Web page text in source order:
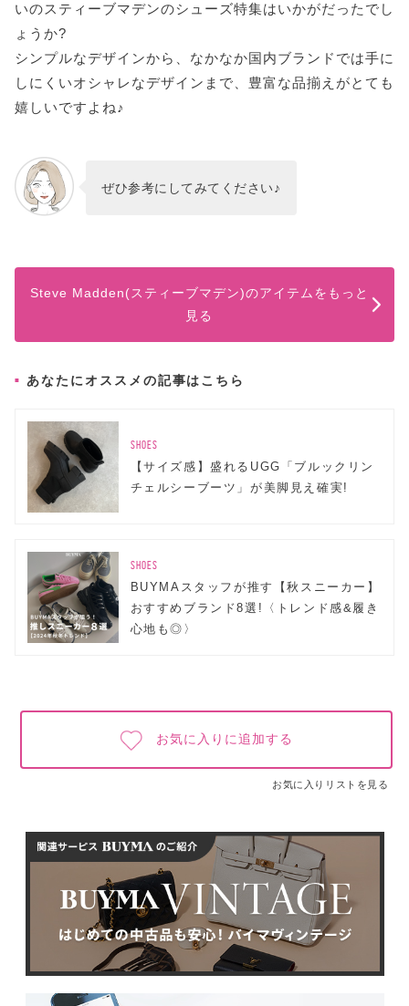
いのスティーブマデンのシューズ特集はいかがだったでし
ょうか?
シンプルなデザインから、なかなか国内ブランドでは手に
しにくいオシャレなデザインまで、豊富な品揃えがとても
嬉しいですよね♪
ぜひ参考にしてみてください♪
Steve Madden(スティーブマデン)のアイテムをもっと
見る
あなたにオススメの記事はこちら
SHOES
【サイズ感】盛れるUGG「ブルックリン
チェルシーブーツ」が美脚見え確実!
SHOES
BUYMAスタッフが推す【秋スニーカー】
おすすめブランド8選!〈トレンド感&履き
心地も◎〉
お気に入りに追加する
お気に入りリストを見る